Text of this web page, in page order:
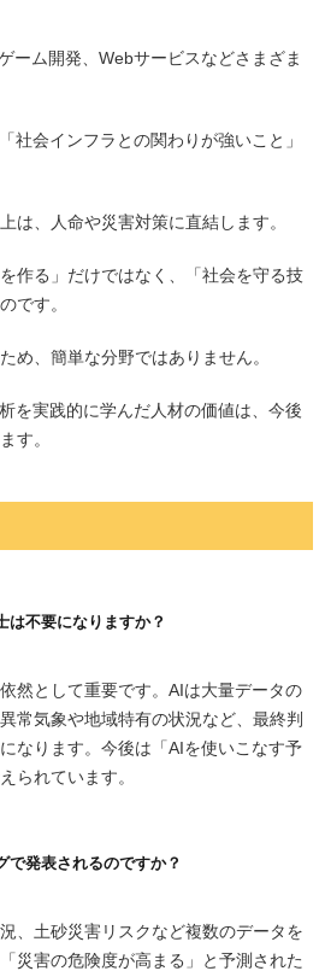
ーム開発、Webサービスなどさまざま
社会インフラとの関わりが強いこと」
は、人命や災害対策に直結します。
作る」だけではなく、「社会を守る技
です。
め、簡単な分野ではありません。
を実践的に学んだ人材の価値は、今後
す。
は不要になりますか？
然として重要です。AIは大量データの
常気象や地域特有の状況など、最終判
なります。今後は「AIを使いこなす予
られています。
で発表されるのですか？
、土砂災害リスクなど複数のデータを
災害の危険度が高まる」と予測された